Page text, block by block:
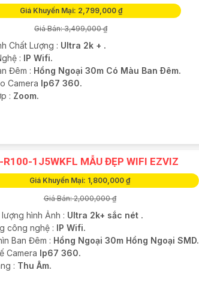
Giá Khuyến Mại: 2,799,000 ₫
Giá Bán: 3,499,000 ₫
️
Chất Lượng : Ultra 2k + .
: IP Wifi.
Đêm : Hồng Ngoại 30m Có Màu Ban Ðêm.
Camera Ip67 360.
: Zoom.
1J5WKFL MẪU ĐẸP WIFI EZVIZ
Giá Khuyến Mại: 1,800,000 ₫
Giá Bán: 2,000,000 ₫
hình Ảnh : Ultra 2k+ sắc nét .
công nghệ :
IP Wifi.
Ban Đêm : Hồng Ngoại 30m Hồng Ngoại SMD.
Camera Ip67 360.
: Thu Âm.